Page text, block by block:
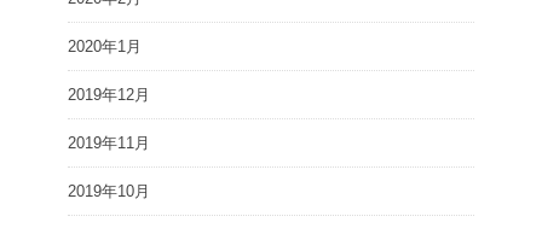
2020年1月
2019年12月
2019年11月
2019年10月